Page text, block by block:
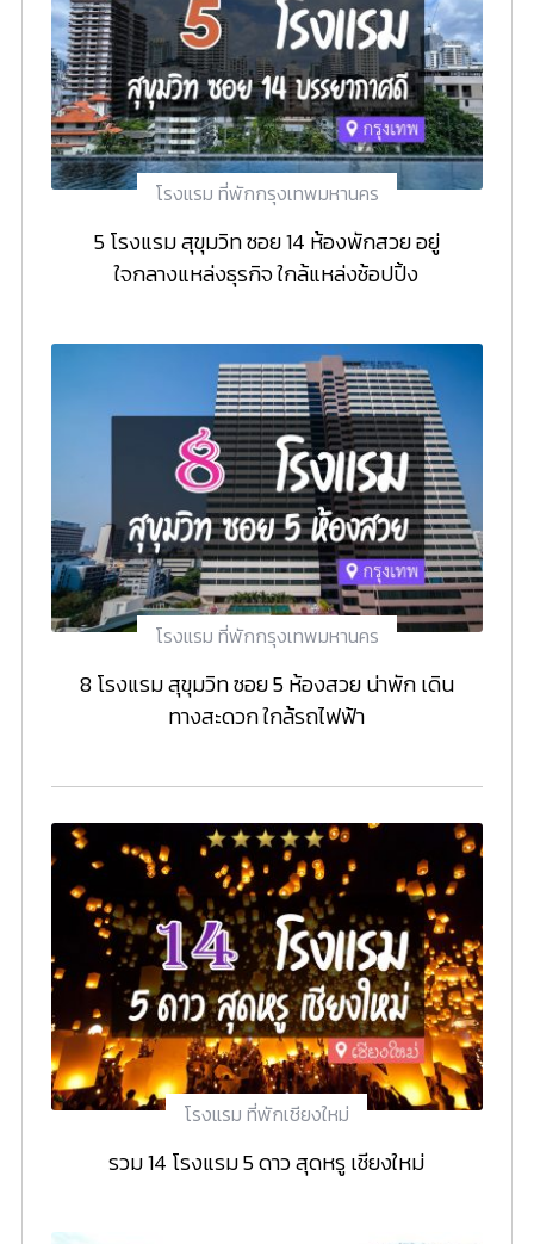
โรงแรม ที่พักกรุงเทพมหานคร
5 โรงแรม สุขุมวิท ซอย 14 ห้องพักสวย อยู่
ใจกลางแหล่งธุรกิจ ใกล้แหล่งช้อปปิ้ง
โรงแรม ที่พักกรุงเทพมหานคร
8 โรงแรม สุขุมวิท ซอย 5 ห้องสวย น่าพัก เดิน
ทางสะดวก ใกล้รถไฟฟ้า
โรงแรม ที่พักเชียงใหม่
รวม 14 โรงแรม 5 ดาว สุดหรู เชียงใหม่